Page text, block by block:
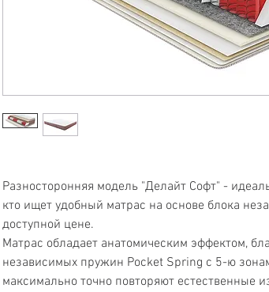
Разносторонняя модель "Делайт Софт" -
кто ищет удобный матрас на основе блока
доступной цене.
Матрас обладает анатомическим эффектом,
независимых пружин Pocket Spring с 5-ю
максимально точно повторяют естественные